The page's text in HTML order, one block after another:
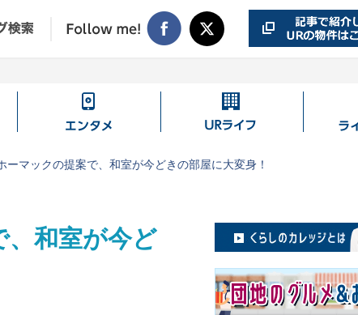
エ
タ
UR
イ
ーマックの提案で、和室が今どきの部屋に大変身！
、和室が今ど